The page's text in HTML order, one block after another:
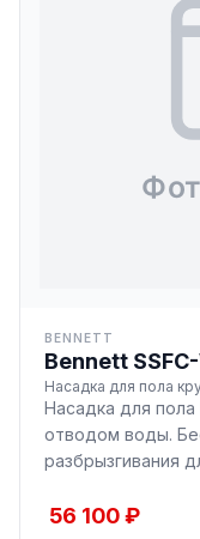
BENNETT
Bennett
Насадка для пола
Насадка для пола
отводом воды.
разбрызгивания
56 100 ₽